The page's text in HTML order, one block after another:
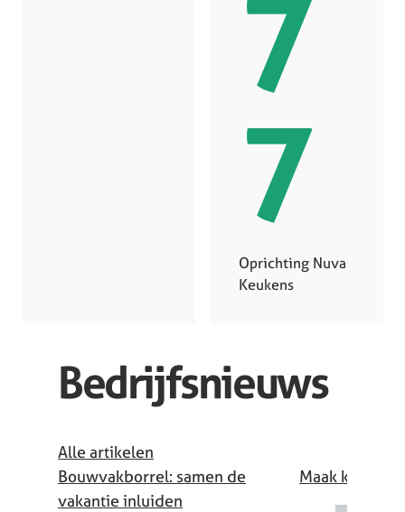
7
7
Oprichting Nuva
Keukens
Bedrijfsnieuws
Alle artikelen
Bouwvakborrel: samen de
vakantie inluiden
Maak kennis